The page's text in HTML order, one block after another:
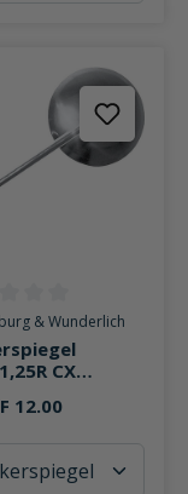
Sternen Bewertung
& Wunderlich
CX
12.00